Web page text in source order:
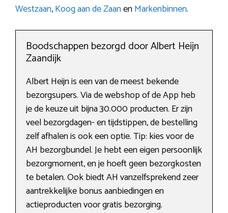
Westzaan,Koog aan de ZaanenMarkenbinnen.
Boodschappen bezorgd door Albert Heijn
Zaandijk
Albert Heijn is een van de meest bekende
bezorgsupers. Via de webshop of de App heb
je de keuze uit bijna 30.000 producten. Er zijn
veel bezorgdagen- en tijdstippen, de bestelling
zelf afhalen is ook een optie. Tip: kies voor de
AH bezorgbundel. Je hebt een eigen persoonlijk
bezorgmoment, en je hoeft geen bezorgkosten
te betalen. Ook biedt AH vanzelfsprekend zeer
aantrekkelijke bonus aanbiedingen en
actieproducten voor gratis bezorging.